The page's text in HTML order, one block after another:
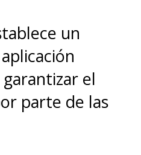
un
el
parte de las